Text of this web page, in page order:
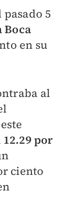
5
Boca
en su
al
por
ciento